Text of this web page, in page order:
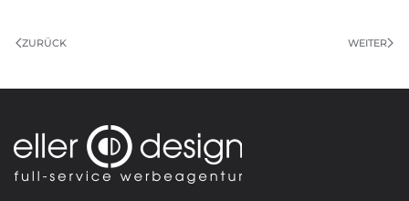
ZURÜCK WEITER